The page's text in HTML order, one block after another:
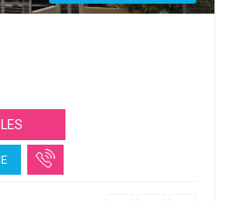
DU PORT